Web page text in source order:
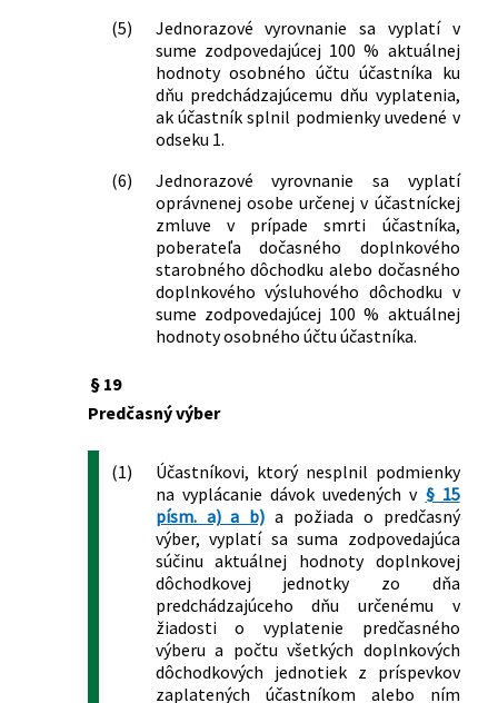
(5)
Jednorazové vyrovnanie sa vyplatí v
sume zodpovedajúcej 100 % aktuálnej
hodnoty osobného účtu účastníka ku
dňu predchádzajúcemu dňu vyplatenia,
ak účastník splnil podmienky uvedené v
odseku 1.
(6)
Jednorazové vyrovnanie sa vyplatí
oprávnenej osobe určenej v účastníckej
zmluve v prípade smrti účastníka,
poberateľa dočasného doplnkového
starobného dôchodku alebo dočasného
doplnkového výsluhového dôchodku v
sume zodpovedajúcej 100 % aktuálnej
hodnoty osobného účtu účastníka.
§ 19
Predčasný výber
(1)
Účastníkovi, ktorý nesplnil podmienky
na vyplácanie dávok uvedených v § 15
písm. a) a b) a požiada o predčasný
výber, vyplatí sa suma zodpovedajúca
súčinu aktuálnej hodnoty doplnkovej
dôchodkovej jednotky zo dňa
predchádzajúceho dňu určenému v
žiadosti o vyplatenie predčasného
výberu a počtu všetkých doplnkových
dôchodkových jednotiek z príspevkov
zaplatených účastníkom alebo ním